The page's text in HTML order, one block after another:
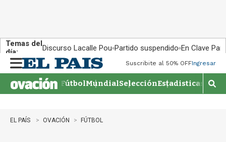
Temas del
día:
Discurso Lacalle Pou Partido suspendido En Clave País
n
u
Suscribite al 50% OFFIngresar
FútbolMundialSelecciónEstadisticas
M
o
EL PAÍS OVACIÓN FÚTBOL